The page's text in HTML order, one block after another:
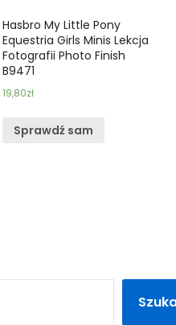
Hasbro My Little Pony
Equestria Girls Minis Lekcja
Fotografii Photo Finish
B9471
19,80zł
Sprawdź sam